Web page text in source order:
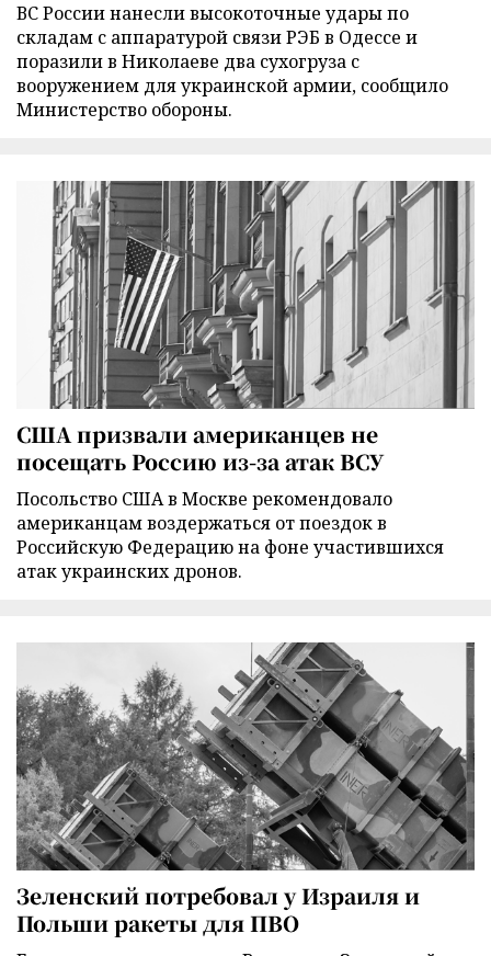
ВС России нанесли высокоточные удары по
складам с аппаратурой связи РЭБ в Одессе и
поразили в Николаеве два сухогруза с
вооружением для украинской армии, сообщило
Министерство обороны.
США призвали американцев не
посещать Россию из-за атак ВСУ
Посольство США в Москве рекомендовало
американцам воздержаться от поездок в
Российскую Федерацию на фоне участившихся
атак украинских дронов.
Зеленский потребовал у Израиля и
Польши ракеты для ПВО